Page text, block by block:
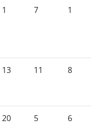
1 7 1
13 11 8
20 5 6